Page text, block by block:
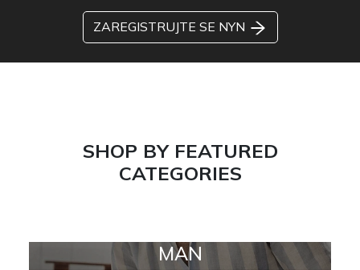
ZAREGISTRUJTE SE NYN
SHOP BY FEATURED
CATEGORIES
MAN